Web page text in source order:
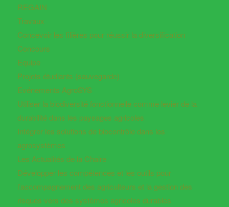
REGAIN
Travaux
Concevoir les filières pour réussir la diversification
Concours
Equipe
Projets étudiants (sauvegarde)
Evénements AgroSYS
Utiliser la biodiversité fonctionnelle comme levier de la
durabilité dans les paysages agricoles
Intégrer les solutions de biocontrôle dans les
agrosystèmes
Les Actualités de la Chaire
Développer les compétences et les outils pour
l’accompagnement des agriculteurs et la gestion des
risques vers des systèmes agricoles durables